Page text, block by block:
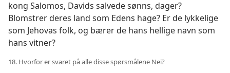
kong Salomos, Davids salvede sønns, dager?
Blomstrer deres land som Edens hage? Er de lykkelige
som Jehovas folk, og bærer de hans hellige navn som
hans vitner?
18. Hvorfor er svaret på alle disse spørsmålene Nei?